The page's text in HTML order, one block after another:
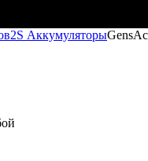
2S Аккумуляторы